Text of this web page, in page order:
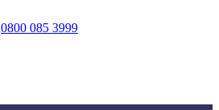
0800 085 3999